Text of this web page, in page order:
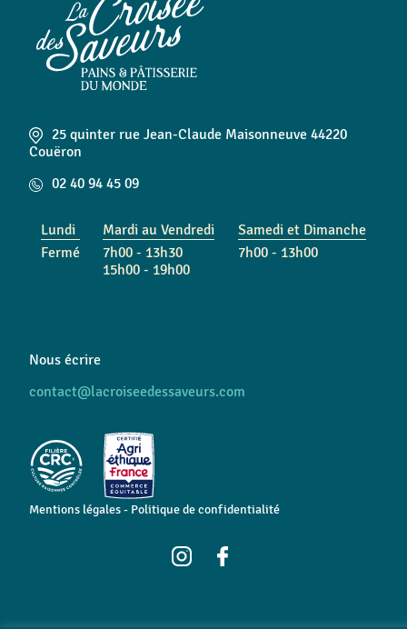
25 quinter rue Jean-Claude Maisonneuve 44220
Couëron
02 40 94 45 09
Lundi
Fermé
Mardi au Vendredi
7h00 - 13h30
15h00 - 19h00
Samedi et Dimanche
7h00 - 13h00
Nous écrire
contact@lacroiseedessaveurs.com
Mentions légales- Politique de confidentialité